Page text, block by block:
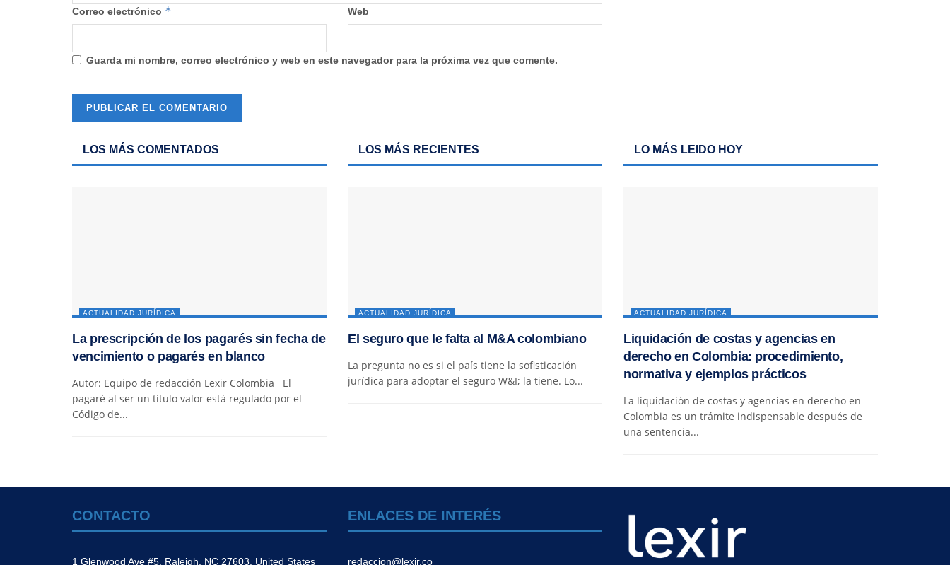
Correo electrónico * Web
Guarda mi nombre, correo electrónico y web en este navegador para la próxima vez que comente.
LOS MÁS COMENTADOS
ACTUALIDAD JURÍDICA
La prescripción de los pagarés sin fecha de
vencimiento o pagarés en blanco
Autor: Equipo de redacción Lexir Colombia El
pagaré al ser un título valor está regulado por el
Código de...
LOS MÁS RECIENTES
ACTUALIDAD JURÍDICA
El seguro que le falta al M&A colombiano
La pregunta no es si el país tiene la sofisticación
jurídica para adoptar el seguro W&I; la tiene. Lo...
LO MÁS LEIDO HOY
ACTUALIDAD JURÍDICA
Liquidación de costas y agencias en
derecho en Colombia: procedimiento,
normativa y ejemplos prácticos
La liquidación de costas y agencias en derecho en
Colombia es un trámite indispensable después de
una sentencia...
CONTACTO
1 Glenwood Ave #5, Raleigh, NC 27603, United States
ENLACES DE INTERÉS
redaccion@lexir.co